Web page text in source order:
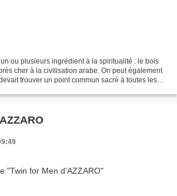
ou plusieurs ingrédient à la spiritualité : le bois
cher à la civilisation arabe. On peut également
trouver un point commun sacré à toutes les